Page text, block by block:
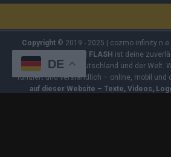
Copyright© 2019 - 2025 | cozmo infinity
Verlag Raffi Gasser |
FLASH ist deine
Nachrichten aus Deutschland und der Welt.
fundiert und verständlich – online, mobil und
auf dieser Website – Texte, Videos,
DE